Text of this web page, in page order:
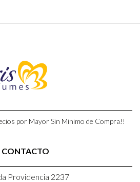
por Mayor Sin Minimo de Compra!!
CONTACTO
Providencia 2237